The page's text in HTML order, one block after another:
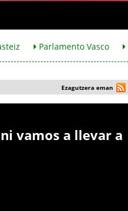
Parlamento Vasco
Ezagutzera eman
vamos a llevar a